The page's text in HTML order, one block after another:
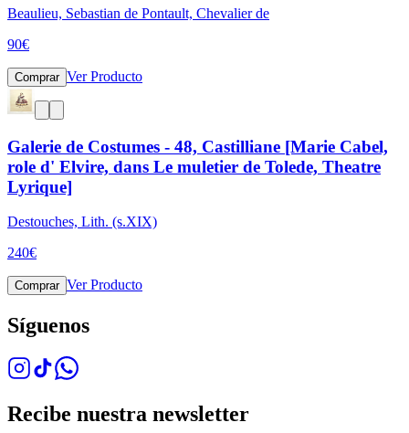
Beaulieu, Sebastian de Pontault, Chevalier de
90€
Comprar Ver Producto
Galerie de Costumes - 48, Castilliane [Marie Cabel,
role d' Elvire, dans Le muletier de Tolede, Theatre
Lyrique]
Destouches, Lith. (s.XIX)
240€
Comprar Ver Producto
Síguenos
Recibe nuestra newsletter